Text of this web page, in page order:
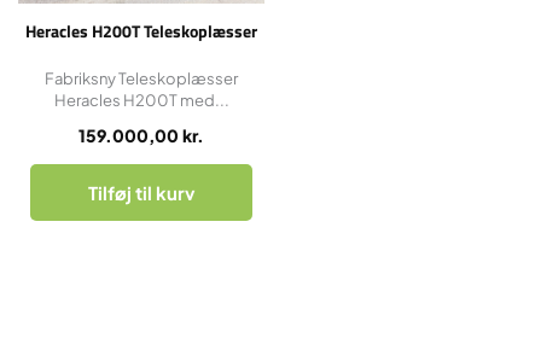
Heracles H200T Teleskoplæsser
159.000,00 kr.
Fabriksny Teleskoplæsser
Heracles H200T med...
Tilføj til kurv